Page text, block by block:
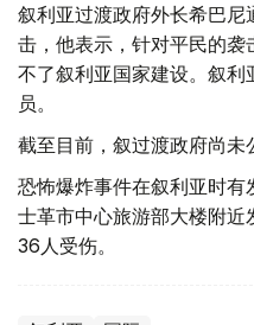
叙利亚过渡政府外长希巴
击，他表示，针对平民的
不了叙利亚国家建设。叙利
员。
截至目前，叙过渡政府尚未
恐怖爆炸事件在叙利亚时
士革市中心旅游部大楼附近
36人受伤。